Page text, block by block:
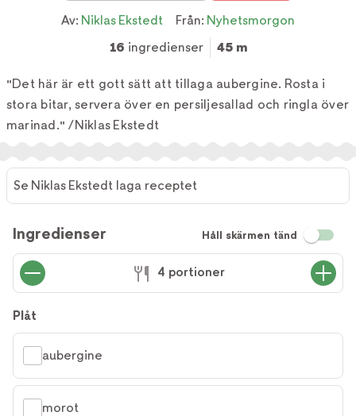
Av: Niklas Ekstedt Från: Nyhetsmorgon
16 ingredienser 45 m
"Det här är ett gott sätt att tillaga aubergine. Rosta i
stora bitar, servera över en persiljesallad och ringla över
marinad." /Niklas Ekstedt
Se Niklas Ekstedt laga receptet
Ingredienser Håll skärmen tänd
4 portioner
Plåt
aubergine
morot